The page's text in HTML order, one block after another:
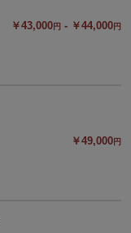
￥43,000円 - ￥44,000円
￥49,000円